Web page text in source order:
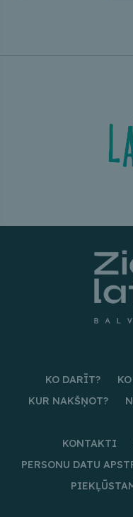
KO DARĪT?
KUR NAKŠŅOT?
KONTAKTI
PERSONU DATU